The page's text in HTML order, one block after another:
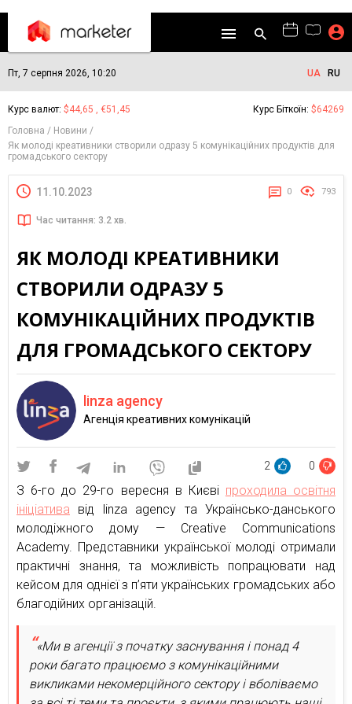
Пт, 7 серпня 2026, 10:20 UA RU
Курс валют: $44,65 , €51,45 Курс Біткоїн: $64269
Головна
Новини
Як молоді креативники створили одразу 5 комунікаційних продуктів для
громадського сектору
11.10.2023 0 793
Час читання: 3.2 хв.
ЯК МОЛОДІ КРЕАТИВНИКИ
СТВОРИЛИ ОДРАЗУ 5
КОМУНІКАЦІЙНИХ ПРОДУКТІВ
ДЛЯ ГРОМАДСЬКОГО СЕКТОРУ
linza agency
Агенція креативних комунікацій
2 0
З 6-го до 29-го вересня в Києві проходила освітня
ініціатива від linza agency та Українсько-данського
молодіжного дому — Creative Communications
Academy. Представники української молоді отримали
практичні знання, та можливість попрацювати над
кейсом для однієї з п’яти українських громадських або
благодійних організацій.
«Ми в агенції з початку заснування і понад 4
роки багато працюємо з комунікаційними
викликами некомерційного сектору і вболіваємо